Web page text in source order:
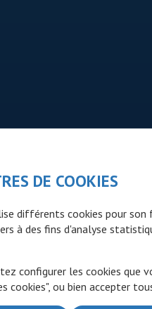
DE COOKIES
différents cookies pour son
à des fins d'analyse
configurer les cookies que
cookies", ou bien accepter